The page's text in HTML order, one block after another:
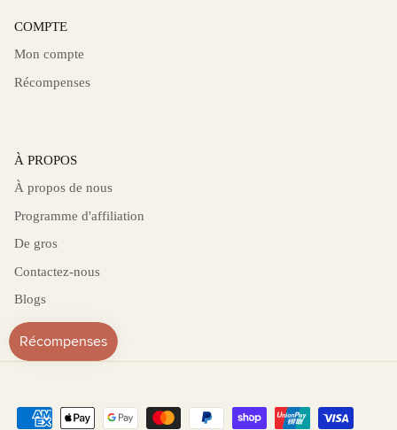
COMPTE
Mon compte
Récompenses
À PROPOS
À propos de nous
Programme d'affiliation
De gros
Contactez-nous
Blogs